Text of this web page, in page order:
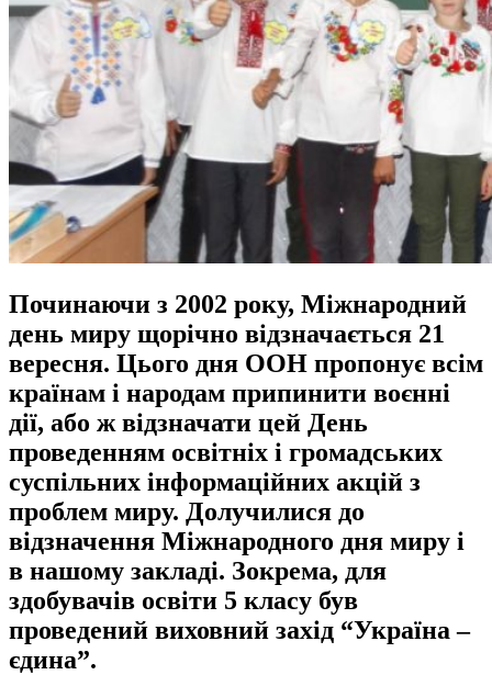
Починаючи з 2002 року, Міжнародний
день миру щорічно відзначається 21
вересня. Цього дня ООН пропонує всім
країнам і народам припинити воєнні
дії, або ж відзначати цей День
проведенням освітніх і громадських
суспільних інформаційних акцій з
проблем миру. Долучилися до
відзначення Міжнародного дня миру і
в нашому закладі. Зокрема, для
здобувачів освіти 5 класу був
проведений виховний захід “Україна –
єдина”.